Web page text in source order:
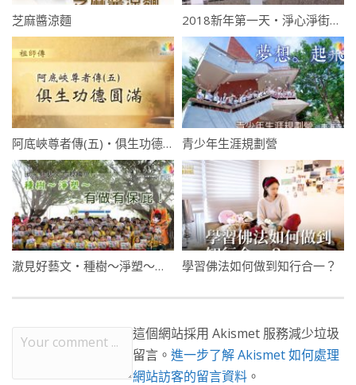
芝麻醬涼麵 2018新年第一天・淨心淨街報答師恩
阿底峽尊者傳(五)・俱生功德圓滿 青少年生涯規劃營
澈見好藝文・種樹～淨塑～有做有保庇！ 學習佛法如何做到知行合一？
這個網站採用 Akismet 服務減少垃圾
留言。 進一步了解 Akismet 如何處理
網站訪客的留言資料 。